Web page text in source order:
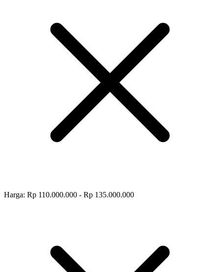
Harga: Rp 110.000.000 - Rp 135.000.000